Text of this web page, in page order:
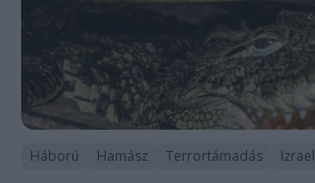
Háború Hamász Terrortámadás Izrael